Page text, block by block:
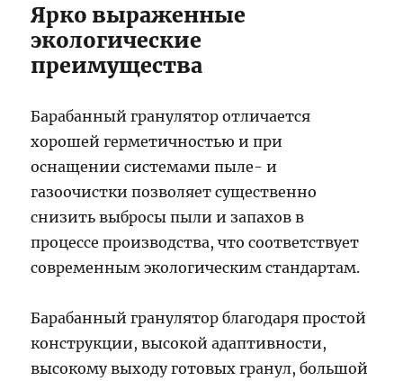
Ярко выраженные
экологические
преимущества
Барабанный гранулятор отличается
хорошей герметичностью и при
оснащении системами пыле- и
газоочистки позволяет существенно
снизить выбросы пыли и запахов в
процессе производства, что соответствует
современным экологическим стандартам.
Барабанный гранулятор благодаря простой
конструкции, высокой адаптивности,
высокому выходу готовых гранул, большой